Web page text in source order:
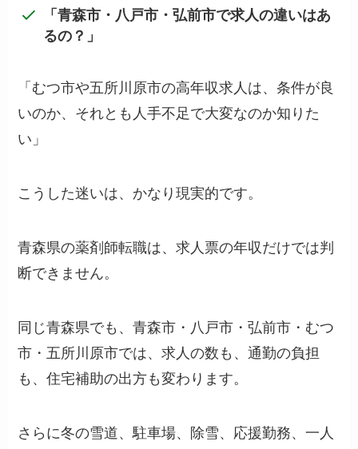
「青森市・八戸市・弘前市で求人の違いはあ
るの？」
「むつ市や五所川原市の高年収求人は、条件が良
いのか、それとも人手不足で大変なのか知りた
い」
こうした迷いは、かなり現実的です。
青森県の薬剤師転職は、求人票の年収だけでは判
断できません。
同じ青森県でも、青森市・八戸市・弘前市・むつ
市・五所川原市では、求人の数も、通勤の負担
も、住宅補助の出方も変わります。
さらに冬の雪道、駐車場、除雪、応援勤務、一人